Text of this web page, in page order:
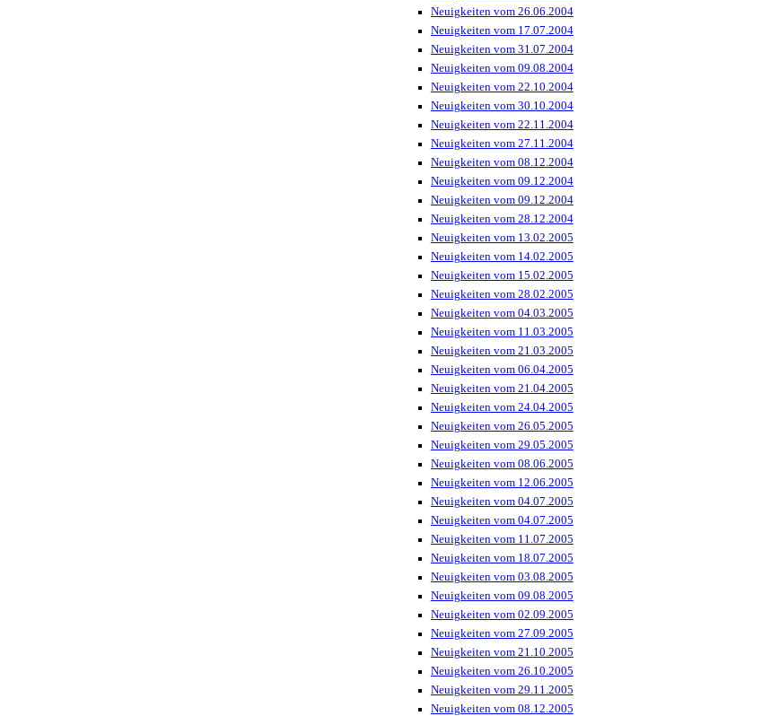
Neuigkeiten vom 26.06.2004
Neuigkeiten vom 17.07.2004
Neuigkeiten vom 31.07.2004
Neuigkeiten vom 09.08.2004
Neuigkeiten vom 22.10.2004
Neuigkeiten vom 30.10.2004
Neuigkeiten vom 22.11.2004
Neuigkeiten vom 27.11.2004
Neuigkeiten vom 08.12.2004
Neuigkeiten vom 09.12.2004
Neuigkeiten vom 09.12.2004
Neuigkeiten vom 28.12.2004
Neuigkeiten vom 13.02.2005
Neuigkeiten vom 14.02.2005
Neuigkeiten vom 15.02.2005
Neuigkeiten vom 28.02.2005
Neuigkeiten vom 04.03.2005
Neuigkeiten vom 11.03.2005
Neuigkeiten vom 21.03.2005
Neuigkeiten vom 06.04.2005
Neuigkeiten vom 21.04.2005
Neuigkeiten vom 24.04.2005
Neuigkeiten vom 26.05.2005
Neuigkeiten vom 29.05.2005
Neuigkeiten vom 08.06.2005
Neuigkeiten vom 12.06.2005
Neuigkeiten vom 04.07.2005
Neuigkeiten vom 04.07.2005
Neuigkeiten vom 11.07.2005
Neuigkeiten vom 18.07.2005
Neuigkeiten vom 03.08.2005
Neuigkeiten vom 09.08.2005
Neuigkeiten vom 02.09.2005
Neuigkeiten vom 27.09.2005
Neuigkeiten vom 21.10.2005
Neuigkeiten vom 26.10.2005
Neuigkeiten vom 29.11.2005
Neuigkeiten vom 08.12.2005